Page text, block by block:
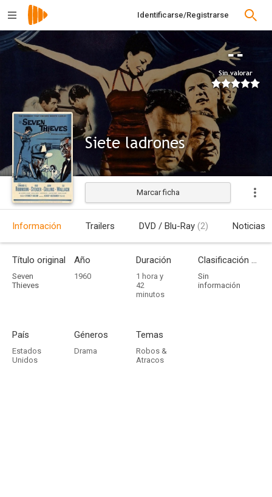
Identificarse/Registrarse
--
Sin valorar
Siete ladrones
Estrenada
Marcar ficha
Información Trailers DVD / Blu-Ray (2) Noticias
Título original
Seven
Thieves
Año
1960
Duración
1 hora y
42
minutos
Clasificación por edades
Sin
información
País
Estados
Unidos
Géneros
Drama
Temas
Robos &
Atracos